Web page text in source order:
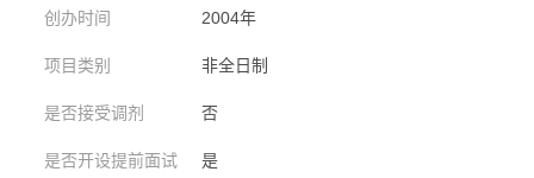
创办时间 2004年
项目类别 非全日制
是否接受调剂 否
是否开设提前面试 是